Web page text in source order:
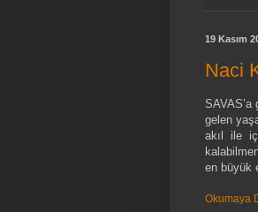
19 Kasım
Naci
gelen
akıl ile
en büyük
Okumaya